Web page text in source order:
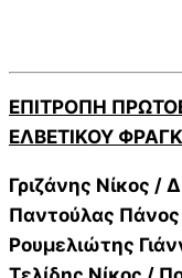
ΕΠΙΤΡΟΠΗ
ΕΛΒΕΤΙΚΟΥ
Γριζάνης Νίκος /
Παντούλας
Ρουμελιώτης